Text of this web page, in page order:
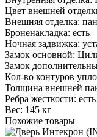
Цвет внешней
Внешняя отделка:
Броненакладка: есть
Ночная задвижка:
Замок основной:
Замок
Кол-во контуров
Толщина внешней
Ребра жесткости: есть
Вес: 145 кг
Похожие товары